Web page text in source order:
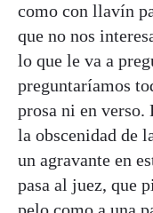
como con llavín
que no nos
lo que le va a
preguntaríamos
prosa ni en
la obscenidad de
un agravante en
pasa al juez, que